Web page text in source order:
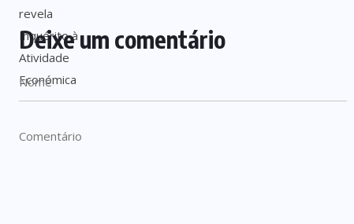
Deixe um comentário